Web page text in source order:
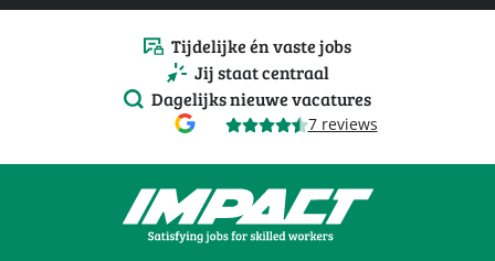
Tijdelijke én vaste jobs
Jij staat centraal
Dagelijks nieuwe vacatures
7 reviews